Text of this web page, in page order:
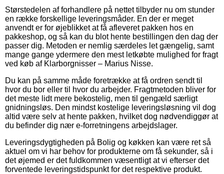
Størstedelen af forhandlere på nettet tilbyder nu om stunder
en række forskellige leveringsmåder. En der er meget
anvendt er for øjeblikket at få afleveret pakken hos en
pakkeshop, og så kan du blot hente bestillingen den dag der
passer dig. Metoden er nemlig særdeles let gængelig, samt
mange gange ydermere den mest letkøbte mulighed for fragt
ved køb af Klarborgnisser – Marius Nisse.
Du kan på samme måde foretrække at få ordren sendt til
hvor du bor eller til hvor du arbejder. Fragtmetoden bliver for
det meste lidt mere bekostelig, men til gengæld særligt
gnidningsløs. Den mindst kostelige leveringsløsning vil dog
altid være selv at hente pakken, hvilket dog nødvendiggør at
du befinder dig nær e-forretningens arbejdslager.
Leveringsdygtigheden på Bolig og køkken kan være ret så
aktuel om vi har behov for produkterne om få sekunder, så i
det øjemed er det fuldkommen væsentligt at vi efterser det
forventede leveringstidspunkt for det respektive produkt.